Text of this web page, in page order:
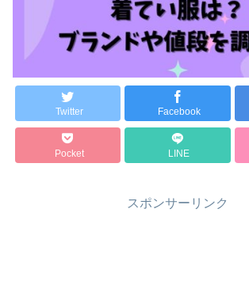
Twitter Facebook
Pocket LINE
スポンサーリンク